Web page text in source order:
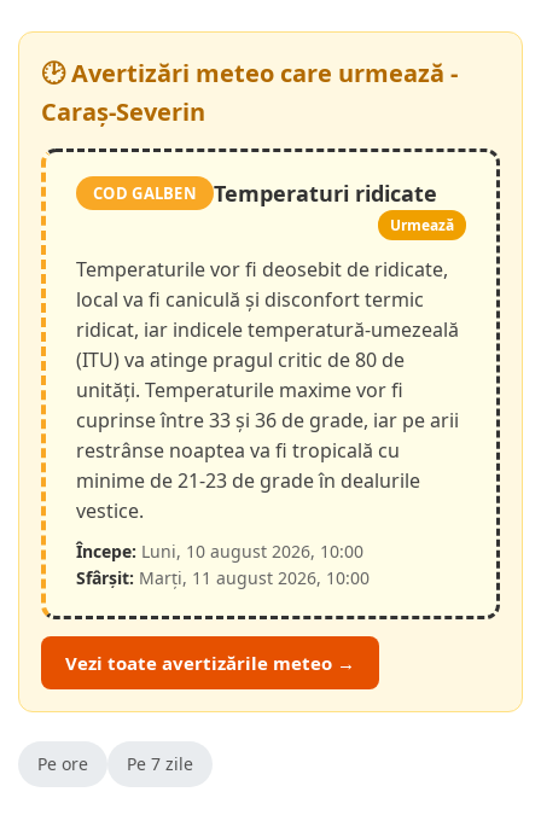
🕑 Avertizări meteo care urmează -
Caraș-Severin
COD GALBEN Temperaturi ridicate
Urmează
Temperaturile vor fi deosebit de ridicate,
local va fi caniculă și disconfort termic
ridicat, iar indicele temperatură-umezeală
(ITU) va atinge pragul critic de 80 de
unități. Temperaturile maxime vor fi
cuprinse între 33 și 36 de grade, iar pe arii
restrânse noaptea va fi tropicală cu
minime de 21-23 de grade în dealurile
vestice.
Începe: Luni, 10 august 2026, 10:00
Sfârșit: Marți, 11 august 2026, 10:00
Vezi toate avertizările meteo →
Pe ore Pe 7 zile